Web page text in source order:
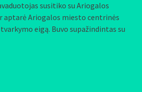
susitiko su Ariogalos
aptarė Ariogalos miesto centrinės
eigą. Buvo supažindintas su